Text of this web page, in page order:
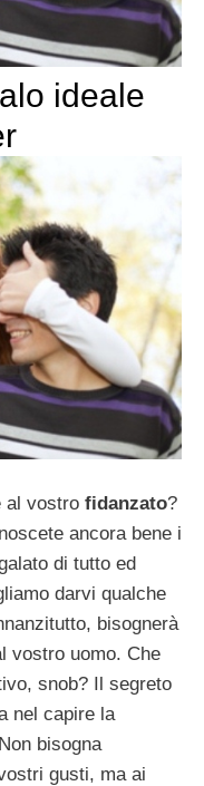
ideale
al vostro fidanzato?
ancora bene i
di tutto ed
darvi qualche
bisognerà
vostro uomo. Che
snob? Il segreto
nel capire la
bisogna
gusti, ma ai